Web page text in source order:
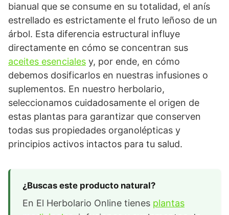
bianual que se consume en su totalidad, el anís
estrellado es estrictamente el fruto leñoso de un
árbol. Esta diferencia estructural influye
directamente en cómo se concentran sus
aceites esenciales y, por ende, en cómo
debemos dosificarlos en nuestras infusiones o
suplementos. En nuestro herbolario,
seleccionamos cuidadosamente el origen de
estas plantas para garantizar que conserven
todas sus propiedades organolépticas y
principios activos intactos para tu salud.
¿Buscas este producto natural?
En El Herbolario Online tienes plantas